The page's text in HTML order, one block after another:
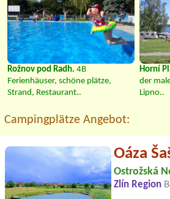
Rožnov pod Radh. 4B
Ferienhäuser, schöne plätze,
Strand, Restaurant..
Horní
der
Lipno..
Campingplätze Angebot:
Oáza
Ostrožská
Zlín Region